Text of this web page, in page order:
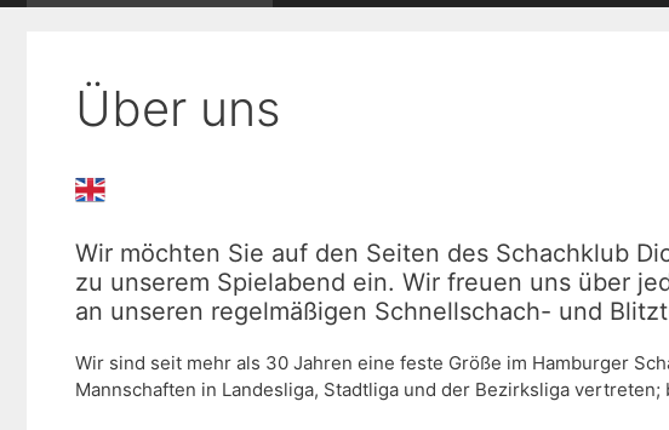
Über uns
Wir möchten Sie auf den Seiten des Schachklub
zu unserem Spielabend ein. Wir freuen uns über
an unseren regelmäßigen Schnellschach- und
Wir sind seit mehr als 30 Jahren eine feste Größe im Hamburger
Mannschaften in Landesliga, Stadtliga und der Bezirksliga